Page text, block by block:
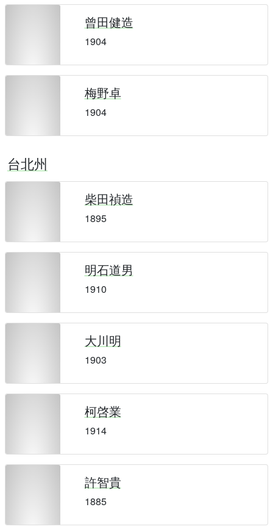
曾田健造
1904
梅野卓
1904
台北州
柴田禎造
1895
明石道男
1910
大川明
1903
柯啓業
1914
許智貴
1885